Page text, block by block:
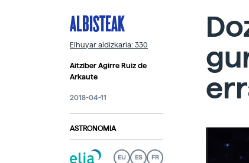
ALBISTEAK
Elhuyar aldizkaria: 330
Aitziber Agirre Ruiz de
Arkaute
2018-04-11
ASTRONOMIA
EU ES FR